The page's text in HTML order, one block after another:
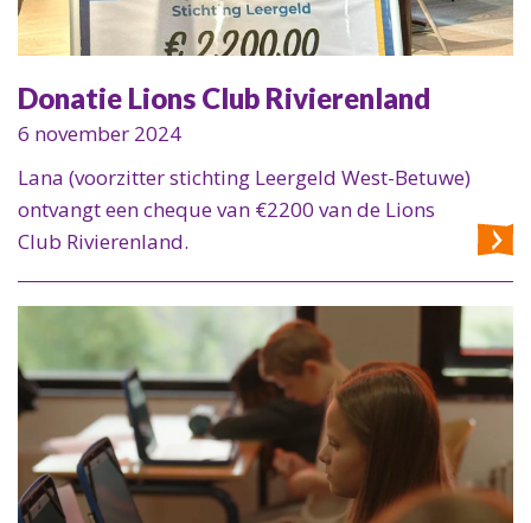
Donatie Lions Club Rivierenland
6 november 2024
Lana (voorzitter stichting Leergeld West-Betuwe)
ontvangt een cheque van €2200 van de Lions
Club Rivierenland.